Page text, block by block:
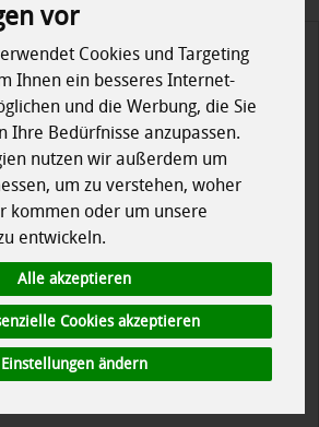
vor
Cookies und Targeting
Ihnen ein besseres Internet-
und die Werbung, die Sie
Ihre Bedürfnisse anzupassen.
nutzen wir außerdem um
um zu verstehen, woher
kommen oder um unsere
entwickeln.
Alle akzeptieren
Cookies akzeptieren
Einstellungen ändern